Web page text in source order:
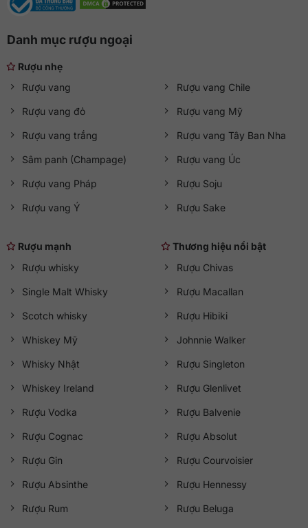
Danh mục rượu ngoại
Rượu nhẹ
Rượu vang
Rượu vang đỏ
Rượu vang trắng
Sâm panh (Champage)
Rượu vang Pháp
Rượu vang Ý
Rượu vang Chile
Rượu vang Mỹ
Rượu vang Tây Ban Nha
Rượu vang Úc
Rượu Soju
Rượu Sake
Rượu mạnh
Rượu whisky
Single Malt Whisky
Scotch whisky
Whiskey Mỹ
Whisky Nhật
Whiskey Ireland
Rượu Vodka
Rượu Cognac
Rượu Gin
Rượu Absinthe
Rượu Rum
Thương hiệu nổi bật
Rượu Chivas
Rượu Macallan
Rượu Hibiki
Johnnie Walker
Rượu Singleton
Rượu Glenlivet
Rượu Balvenie
Rượu Absolut
Rượu Courvoisier
Rượu Hennessy
Rượu Beluga